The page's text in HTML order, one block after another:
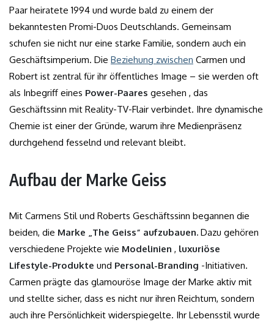
Paar heiratete 1994 und wurde bald zu einem der
bekanntesten Promi-Duos Deutschlands. Gemeinsam
schufen sie nicht nur eine starke Familie, sondern auch ein
Geschäftsimperium. Die Beziehung zwischen Carmen und
Robert ist zentral für ihr öffentliches Image – sie werden oft
als Inbegriff eines Power-Paares gesehen , das
Geschäftssinn mit Reality-TV-Flair verbindet. Ihre dynamische
Chemie ist einer der Gründe, warum ihre Medienpräsenz
durchgehend fesselnd und relevant bleibt.
Aufbau der Marke Geiss
Mit Carmens Stil und Roberts Geschäftssinn begannen die
beiden, die Marke „The Geiss“ aufzubauen. Dazu gehören
verschiedene Projekte wie Modelinien , luxuriöse
Lifestyle-Produkte und Personal-Branding -Initiativen.
Carmen prägte das glamouröse Image der Marke aktiv mit
und stellte sicher, dass es nicht nur ihren Reichtum, sondern
auch ihre Persönlichkeit widerspiegelte. Ihr Lebensstil wurde